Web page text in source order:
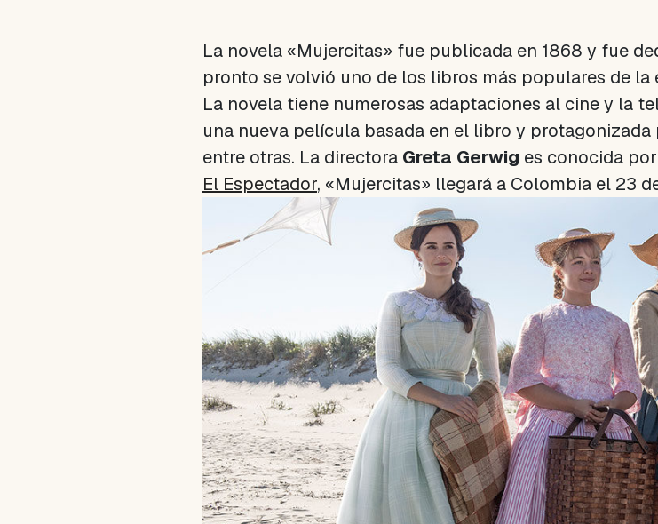
La novela «Mujercitas» fue publicada en 1868 y fue
pronto se volvió uno de los libros más populares de
La novela tiene numerosas adaptaciones al cine y la
una nueva película basada en el libro y protagonizada
entre otras. La directora Greta Gerwig es conocida
El Espectador, «Mujercitas» llegará a Colombia el 23